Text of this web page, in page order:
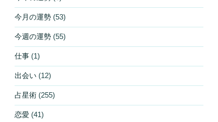
今月の運勢 (53)
今週の運勢 (55)
仕事 (1)
出会い (12)
占星術 (255)
恋愛 (41)